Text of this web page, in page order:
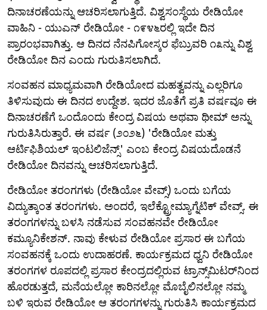
ದಿನಾಚರಣೆಯನ್ನು ಆಚರಿಸಲಾಗುತ್ತಿದೆ. ವಿಶ್ವಸಂಸ್ಥೆಯ ರೇಡಿಯೋ
ವಾಹಿನಿ - ಯುಎನ್ ರೇಡಿಯೋ - ೧೯೪೬ರಲ್ಲಿ ಇದೇ ದಿನ
ಪ್ರಾರಂಭವಾಗಿತ್ತು. ಆ ದಿನದ ನೆನಪಿಗೋಸ್ಕರ ಫೆಬ್ರುವರಿ ೧೩ನ್ನು ವಿಶ್ವ
ರೇಡಿಯೋ ದಿನ ಎಂದು ಗುರುತಿಸಲಾಗಿದೆ.
ಸಂವಹನ ಮಾಧ್ಯಮವಾಗಿ ರೇಡಿಯೋದ ಮಹತ್ವವನ್ನು ಎಲ್ಲರಿಗೂ
ತಿಳಿಸುವುದು ಈ ದಿನದ ಉದ್ದೇಶ. ಇದರ ಜೊತೆಗೆ ಪ್ರತಿ ವರ್ಷವೂ ಈ
ದಿನಾಚರಣೆಗೆ ಒಂದೊಂದು ಕೇಂದ್ರ ವಿಷಯ ಅಥವಾ ಥೀಮ್ ಅನ್ನು
ಗುರುತಿಸಿರುತ್ತಾರೆ. ಈ ವರ್ಷ (೨೦೨೬) 'ರೇಡಿಯೋ ಮತ್ತು
ಆರ್ಟಿಫಿಶಿಯಲ್ ಇಂಟಲಿಜೆನ್ಸ್' ಎಂಬ ಕೇಂದ್ರ ವಿಷಯದೊಡನೆ
ರೇಡಿಯೋ ದಿನವನ್ನು ಆಚರಿಸಲಾಗುತ್ತಿದೆ.
ರೇಡಿಯೋ ತರಂಗಗಳು (ರೇಡಿಯೋ ವೇವ್ಸ್) ಒಂದು ಬಗೆಯ
ವಿದ್ಯುತ್ಕಾಂತ ತರಂಗಗಳು. ಅಂದರೆ, ಇಲೆಕ್ಟ್ರೋಮ್ಯಾಗ್ನೆಟಿಕ್ ವೇವ್ಸ್. ಈ
ತರಂಗಗಳನ್ನು ಬಳಸಿ ನಡೆಸುವ ಸಂವಹನವೇ ರೇಡಿಯೋ
ಕಮ್ಯೂನಿಕೇಶನ್. ನಾವು ಕೇಳುವ ರೇಡಿಯೋ ಪ್ರಸಾರ ಈ ಬಗೆಯ
ಸಂವಹನಕ್ಕೆ ಒಂದು ಉದಾಹರಣೆ. ಕಾರ್ಯಕ್ರಮದ ಧ್ವನಿ ರೇಡಿಯೋ
ತರಂಗಗಳ ರೂಪದಲ್ಲಿ ಪ್ರಸಾರ ಕೇಂದ್ರದಲ್ಲಿರುವ ಟ್ರಾನ್ಸ್‌ಮಿಟರ್‌ನಿಂದ
ಹೊರಡುತ್ತದೆ, ಮನೆಯಲ್ಲೋ ಕಾರಿನಲ್ಲೋ ಮೊಬೈಲಿನಲ್ಲೋ ನಮ್ಮ
ಬಳಿ ಇರುವ ರೇಡಿಯೋ ಆ ತರಂಗಗಳನ್ನು ಗುರುತಿಸಿ ಕಾರ್ಯಕ್ರಮದ